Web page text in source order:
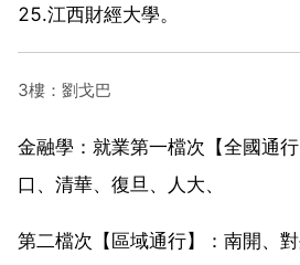
25.江西財經大學。
3樓：劉戈巴
金融學：就業第一檔次【全國通
口、清華、復旦、人大、
第二檔次【區域通行】：南開、